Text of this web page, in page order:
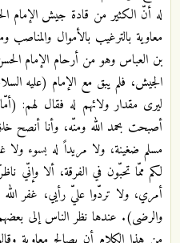
له أنّ الكثير من قادة جيش الإمام
معاوية بالترغيب بالأموال والمناصب
بن العباس وهو من أرحام الإمام
الجيش، فلم يبق مع الإمام (عليه
ليرى مقدار ولائهم له فقال لهم:
أصبحت بحمد الله ومنّه، وأنا أنصح
مسلم ضغينة، ولا مريداً له بسوء ولا
لكم ممّا تحبّون في الفرقة، ألا وإنّي
أمري، ولا تردّوا عليّ رأيي، غفر الله
والرضى). عندها نظر الناس إلى بعضهم